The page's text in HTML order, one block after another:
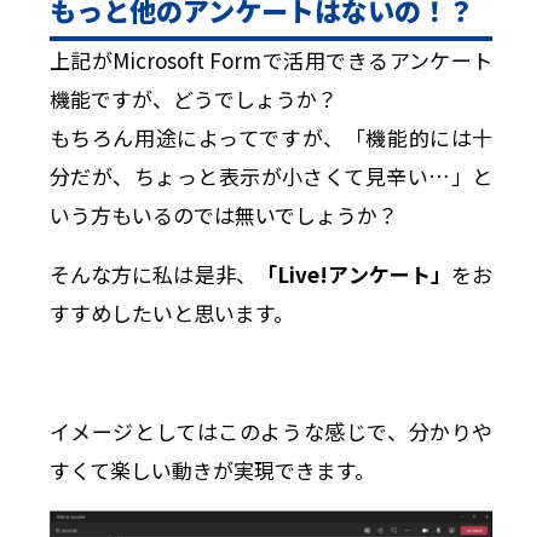
もっと他のアンケートはないの！？
上記がMicrosoft Formで活用できるアンケート
機能ですが、どうでしょうか？
もちろん用途によってですが、「機能的には十
分だが、ちょっと表示が小さくて見辛い…」と
いう方もいるのでは無いでしょうか？
そんな方に私は是非、
「Live!アンケート」 をお
すすめしたいと思います。
イメージとしてはこのような感じで、分かりや
すくて楽しい動きが実現できます。